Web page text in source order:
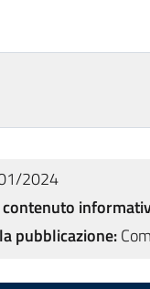
2024
pubblicazione: